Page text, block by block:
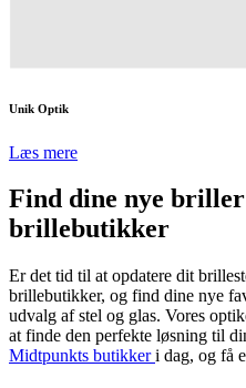
Unik Optik
Læs mere
Find dine nye
brillebutikker
Er det tid til at opdatere dit
brillebutikker, og find dine nye
udvalg af stel og glas. Vores
at finde den perfekte løsning til
Midtpunkts butikkeri dag, og få